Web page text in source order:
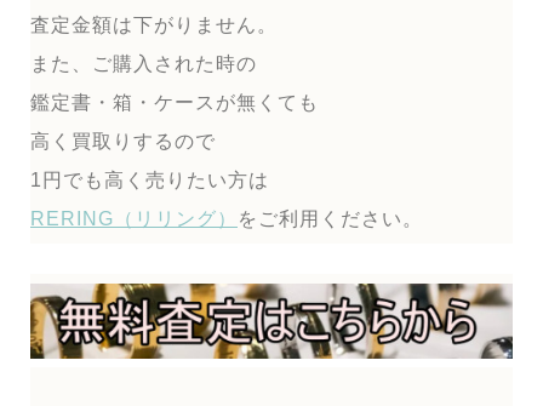
査定金額は下がりません。
また、ご購入された時の
鑑定書・箱・ケースが無くても
高く買取りするので
1円でも高く売りたい方は
RERING（リリング）
をご利用ください。